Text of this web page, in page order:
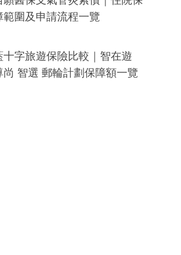
範圍及申請流程一覽
十字旅遊保險比較｜智在遊
尚 智選 郵輪計劃保障額一覽